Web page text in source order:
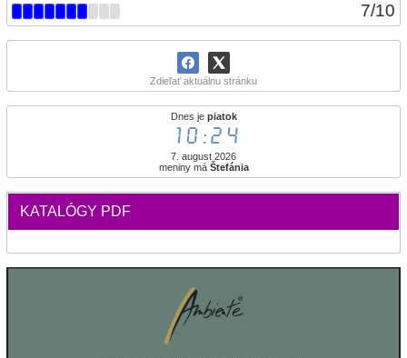
7/10
Zdieľať aktuálnu stránku
Dnes je piatok
10:24
7. august 2026
meniny má Štefánia
KATALÓGY PDF